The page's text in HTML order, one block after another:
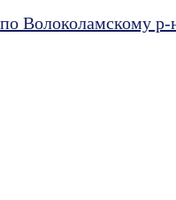
Волоколамскому р-